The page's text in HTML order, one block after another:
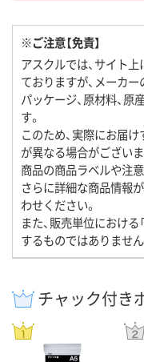
※ご注意【免責】
アスクルでは、サイト
ておりますが、メーカー
パッケージ、原材料、原
す。
このため、実際にお届
が異なる場合がござい
商品の商品ラベルや注
さらに詳細な商品情報
わせください。
また、販売単位における
するものではありませ
チャック付き